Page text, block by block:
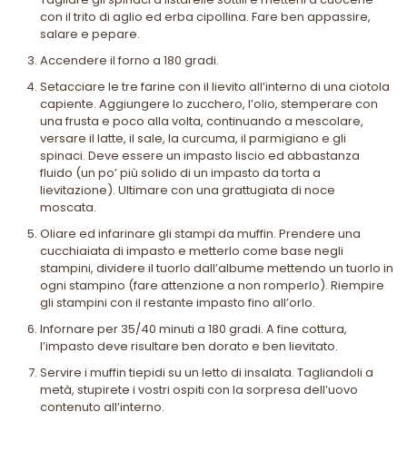
con il trito di aglio ed erba cipollina. Fare ben appassire,
salare e pepare.
Accendere il forno a 180 gradi.
Setacciare le tre farine con il lievito all’interno di una ciotola
capiente. Aggiungere lo zucchero, l’olio, stemperare con
una frusta e poco alla volta, continuando a mescolare,
versare il latte, il sale, la curcuma, il parmigiano e gli
spinaci. Deve essere un impasto liscio ed abbastanza
fluido (un po’ più solido di un impasto da torta a
lievitazione). Ultimare con una grattugiata di noce
moscata.
Oliare ed infarinare gli stampi da muffin. Prendere una
cucchiaiata di impasto e metterlo come base negli
stampini, dividere il tuorlo dall’albume mettendo un tuorlo in
ogni stampino (fare attenzione a non romperlo). Riempire
gli stampini con il restante impasto fino all’orlo.
Infornare per 35/40 minuti a 180 gradi. A fine cottura,
l’impasto deve risultare ben dorato e ben lievitato.
Servire i muffin tiepidi su un letto di insalata. Tagliandoli a
metà, stupirete i vostri ospiti con la sorpresa dell’uovo
contenuto all’interno.